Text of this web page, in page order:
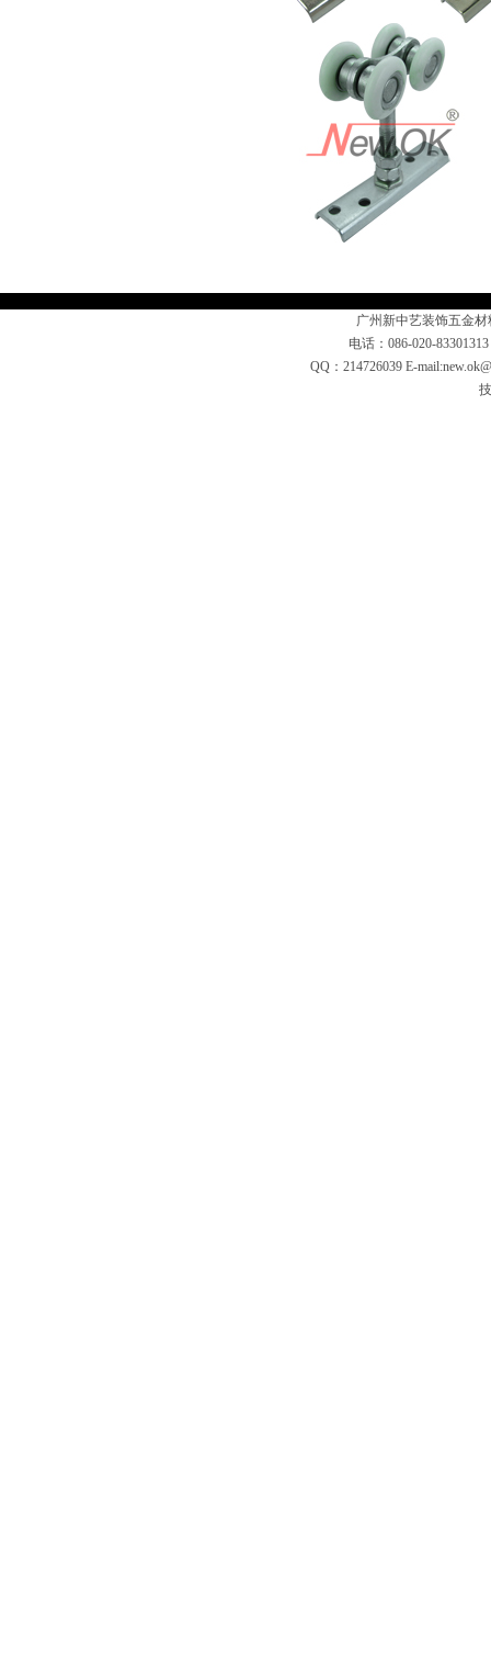
广州新中艺装饰五金
电话：086-020-
QQ：214726039 E-